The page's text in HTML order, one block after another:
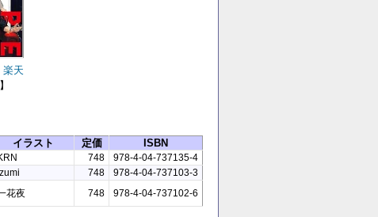
楽天
】
イラスト 定価 ISBN
748
978-4-04-737135-4
748
978-4-04-737103-3
花夜 748 978-4-04-737102-6